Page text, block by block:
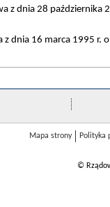
z dnia 28 października
dnia 16 marca 1995 r.
Mapa strony Polityka
©